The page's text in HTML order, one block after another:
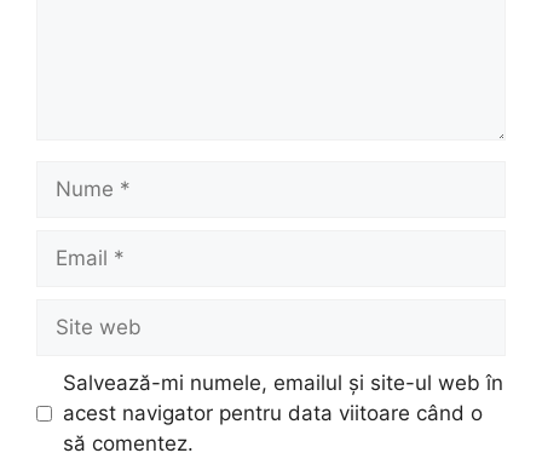
Nume
Email
Site
web
Salvează-mi numele, emailul și site-ul web în
acest navigator pentru data viitoare când o
să comentez.